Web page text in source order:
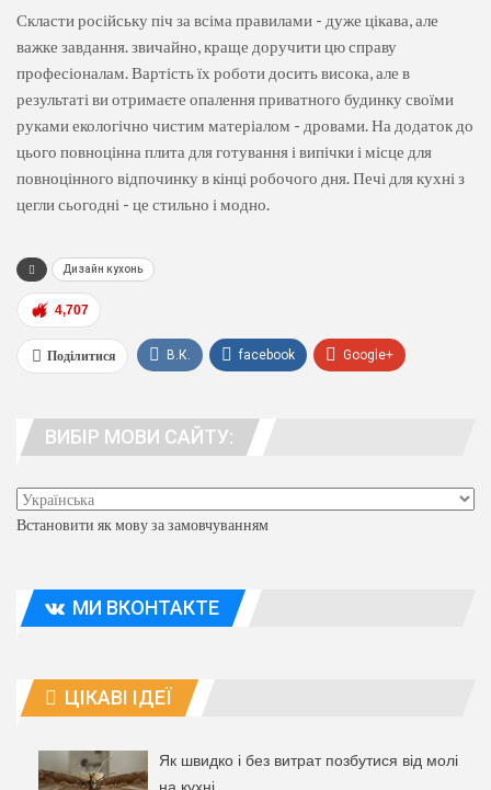
Скласти російську піч за всіма правилами - дуже цікава, але
важке завдання. звичайно, краще доручити цю справу
професіоналам. Вартість їх роботи досить висока, але в
результаті ви отримаєте опалення приватного будинку своїми
руками екологічно чистим матеріалом - дровами. На додаток до
цього повноцінна плита для готування і випічки і місце для
повноцінного відпочинку в кінці робочого дня. Печі для кухні з
цегли сьогодні - це стильно і модно.
Дизайн кухонь
4,707
Поділитися В.К. facebook Google+
люди. адреса
ВИБІР МОВИ САЙТУ:
Встановити як мову за замовчуванням
МИ ВКОНТАКТЕ
ЦІКАВІ ІДЕЇ
Як швидко і без витрат позбутися від молі